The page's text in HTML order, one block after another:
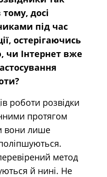
тому, досі
під час
остерігаючись
чи Інтернет вже
роботи розвідки
протягом
вони лише
метод
й нині. Не